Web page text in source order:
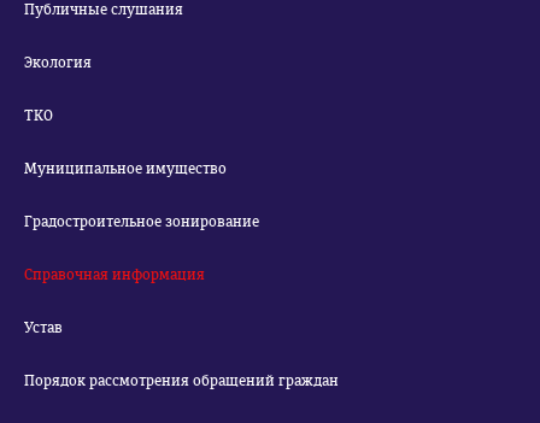
Публичные слушания
Экология
ТКО
Муниципальное имущество
Градостроительное зонирование
Справочная информация
Устав
Порядок рассмотрения обращений граждан